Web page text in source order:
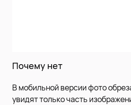
Почему нет
В мобильной версии фото
увидят только часть